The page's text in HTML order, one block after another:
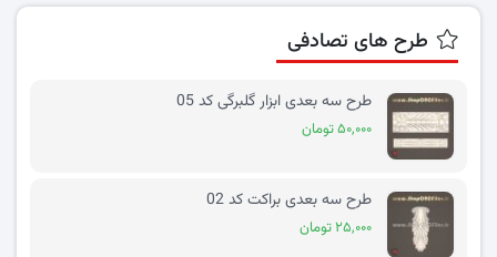
طرح های تصادفی
طرح سه بعدی ابزار گلبرگی کد 05
۵۰,۰۰۰ تومان
طرح سه بعدی براکت کد 02
۲۵,۰۰۰ تومان